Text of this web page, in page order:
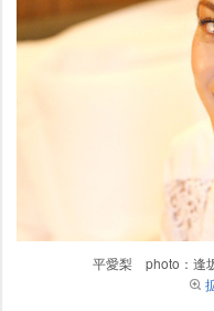
平愛梨 photo：逢